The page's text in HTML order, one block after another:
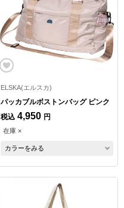
ELSKA(エルスカ)
パッカブルボストンバッグ ピンク
税込 4,950 円
在庫 ×
カラーをみる